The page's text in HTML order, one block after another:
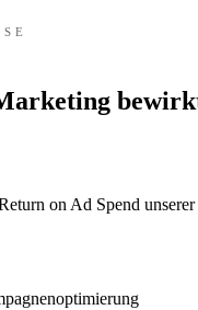
on Ad Spend